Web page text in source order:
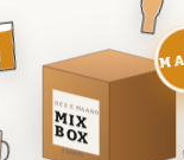
DEZE MAAND
MIX
BOX
8 BIEREN